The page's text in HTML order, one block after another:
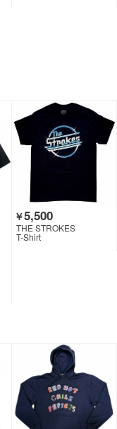
￥5,500
THE STROKES
T-Shirt